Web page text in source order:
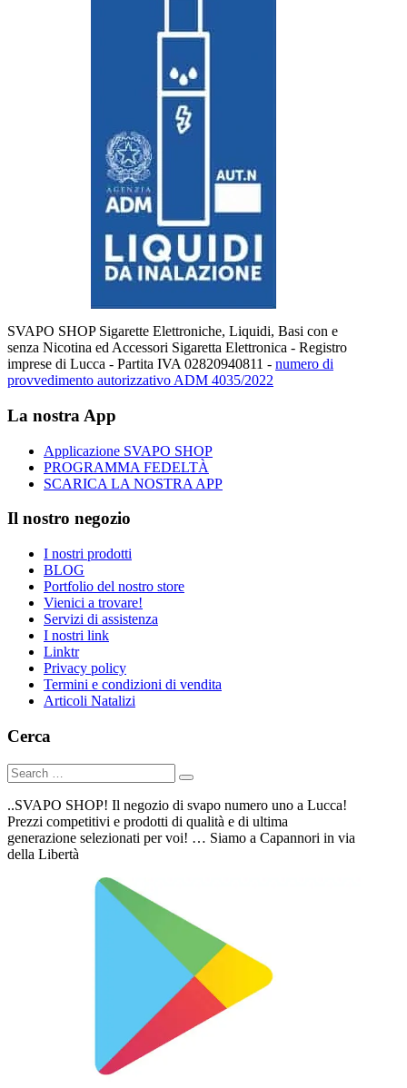
SVAPO SHOP Sigarette Elettroniche, Liquidi, Basi con e
senza Nicotina ed Accessori Sigaretta Elettronica - Registro
imprese di Lucca - Partita IVA 02820940811 - numero di
provvedimento autorizzativo ADM 4035/2022
La nostra App
Applicazione SVAPO SHOP
PROGRAMMA FEDELTÀ
SCARICA LA NOSTRA APP
Il nostro negozio
I nostri prodotti
BLOG
Portfolio del nostro store
Vienici a trovare!
Servizi di assistenza
I nostri link
Linktr
Privacy policy
Termini e condizioni di vendita
Articoli Natalizi
Cerca
..SVAPO SHOP! Il negozio di svapo numero uno a Lucca!
Prezzi competitivi e prodotti di qualità e di ultima
generazione selezionati per voi! … Siamo a Capannori in via
della Libertà